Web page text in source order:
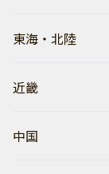
東海・北陸
近畿
中国